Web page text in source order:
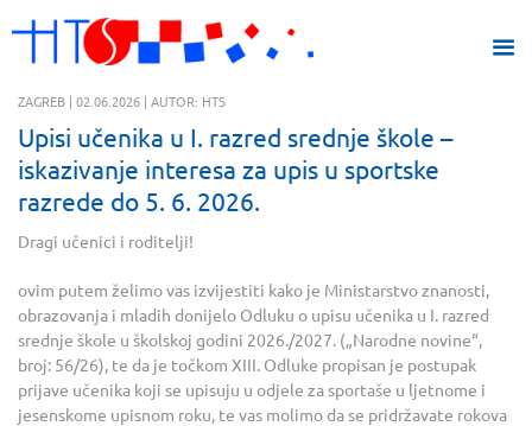
ZAGREB | 02.06.2026 | AUTOR: HTS
Upisi učenika u I. razred srednje škole –
iskazivanje interesa za upis u sportske
razrede do 5. 6. 2026.
Dragi učenici i roditelji!
ovim putem želimo vas izvijestiti kako je Ministarstvo znanosti,
obrazovanja i mladih donijelo Odluku o upisu učenika u I. razred
srednje škole u školskoj godini 2026./2027. („Narodne novine“,
broj: 56/26), te da je točkom XIII. Odluke propisan je postupak
prijave učenika koji se upisuju u odjele za sportaše u ljetnome i
jesenskome upisnom roku, te vas molimo da se pridržavate rokova